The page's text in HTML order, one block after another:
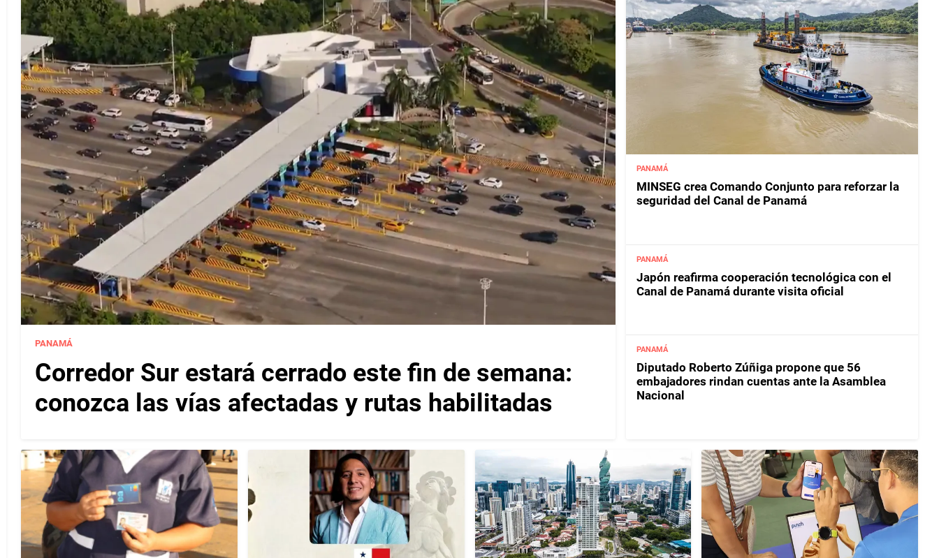
PANAMÁ
Corredor Sur estará cerrado este fin de semana:
conozca las vías afectadas y rutas habilitadas
PANAMÁ
MINSEG crea Comando Conjunto para reforzar la
seguridad del Canal de Panamá
PANAMÁ
Japón reafirma cooperación tecnológica con el
Canal de Panamá durante visita oficial
PANAMÁ
Diputado Roberto Zúñiga propone que 56
embajadores rindan cuentas ante la Asamblea
Nacional